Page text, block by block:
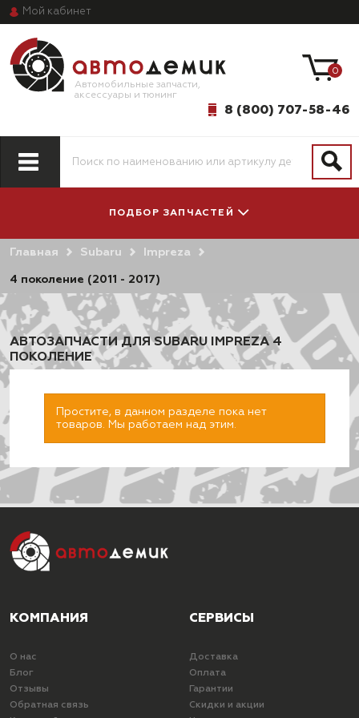
Мой кабинет
Автомобильные запчасти,
аксессуары и тюнинг
8 (800) 707-58-46
0
ПОДБОР ЗАПЧАСТЕЙ
АВТОМОБИЛЯ
ПОДОБРАТЬ
Главная Subaru Impreza
4 поколение (2011 - 2017)
АВТОЗАПЧАСТИ ДЛЯ SUBARU IMPREZA 4
ПОКОЛЕНИЕ
Простите, в данном разделе пока нет
товаров. Мы работаем над этим.
КОМПАНИЯ
О нас
Блог
Отзывы
Обратная связь
СЕРВИСЫ
Доставка
Оплата
Гарантии
Скидки и акции